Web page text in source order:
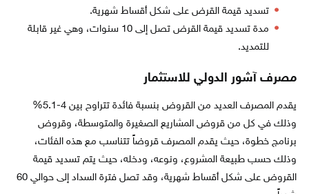
تسديد قيمة القرض على شكل أقساط شهرية.
مدة تسديد قيمة القرض تصل إلى 10 سنوات، وهي غير قابلة
للتمديد.
مصرف آشور الدولي للاستثمار
يقدم المصرف العديد من القروض بنسبة فائدة تتراوح بين 4-5.1%
وذلك في كل من قروض المشاريع الصغيرة والمتوسطة، وقروض
برنامج خطوة، حيث يقدم المصرف قروضاً تتناسب مع هذه الفئات،
وذلك حسب طبيعة المشروع، ونوعه، ودخله، حيث يتم تسديد قيمة
القروض على شكل أقساط شهرية، وقد تصل فترة السداد إلى حوالي 60